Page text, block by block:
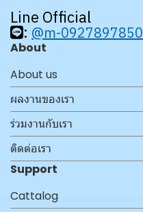
Line Official
: @m-0927897850
About
About us
ผลงานของเรา
ร่วมงานกับเรา
ติดต่อเรา
Support
Cattalog